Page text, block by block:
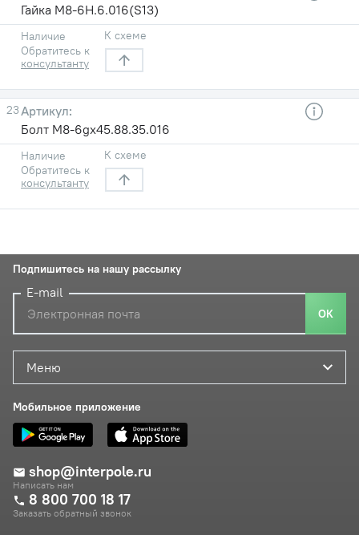
Гайка М8-6Н.6.016(S13)
Наличие
Обратитесь к
консультанту
К схеме
23
Болт М8-6gх45.88.35.016
Наличие
Обратитесь к
консультанту
К схеме
Меню
Мобильное приложение
shop@interpole.ru
Написать нам
8 800 700 18 17
Заказать обратный звонок
Подпишитесь на нашу рассылку
E-mail
ОК